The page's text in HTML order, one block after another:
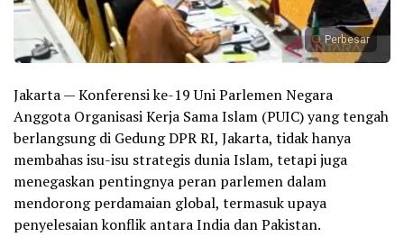
Perbesar
Jakarta — Konferensi ke-19 Uni Parlemen Negara
Anggota Organisasi Kerja Sama Islam (PUIC) yang tengah
berlangsung di Gedung DPR RI, Jakarta, tidak hanya
membahas isu-isu strategis dunia Islam, tetapi juga
menegaskan pentingnya peran parlemen dalam
mendorong perdamaian global, termasuk upaya
penyelesaian konflik antara India dan Pakistan.